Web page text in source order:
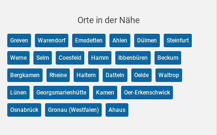
Orte in der Nähe
Greven Warendorf Emsdetten Ahlen Dülmen Steinfurt
Werne Selm Coesfeld Hamm Ibbenbüren Beckum
Bergkamen Rheine Haltern Datteln Oelde Waltrop
Lünen Georgsmarienhütte Kamen Oer-Erkenschwick
Osnabrück Gronau (Westfalen) Ahaus